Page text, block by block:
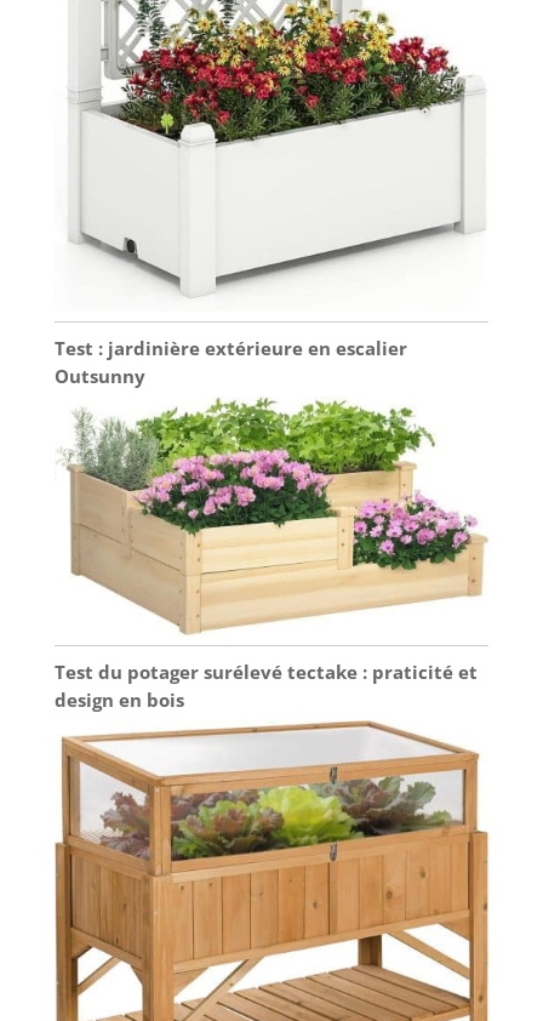
Test : jardinière extérieure en escalier
Outsunny
Test du potager surélevé tectake : praticité et
design en bois